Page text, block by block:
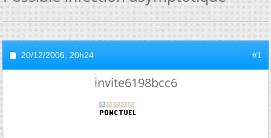
20/12/2006, 20h24 #1
invite6198bcc6